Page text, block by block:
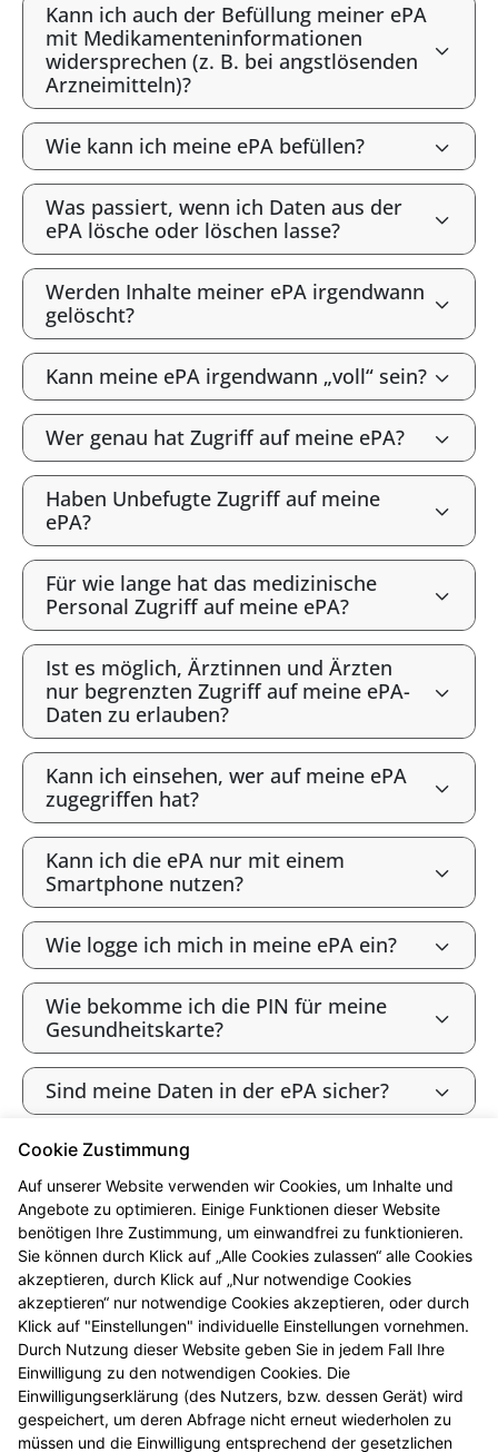
Kann ich auch der Befüllung meiner ePA
mit Medikamenteninformationen
widersprechen (z. B. bei angstlösenden
Arzneimitteln)?
Wie kann ich meine ePA befüllen?
Was passiert, wenn ich Daten aus der
ePA lösche oder löschen lasse?
Werden Inhalte meiner ePA irgendwann
gelöscht?
Kann meine ePA irgendwann „voll“ sein?
Wer genau hat Zugriff auf meine ePA?
Haben Unbefugte Zugriff auf meine
ePA?
Für wie lange hat das medizinische
Personal Zugriff auf meine ePA?
Ist es möglich, Ärztinnen und Ärzten
nur begrenzten Zugriff auf meine ePA-
Daten zu erlauben?
Kann ich einsehen, wer auf meine ePA
zugegriffen hat?
Kann ich die ePA nur mit einem
Smartphone nutzen?
Wie logge ich mich in meine ePA ein?
Wie bekomme ich die PIN für meine
Gesundheitskarte?
Sind meine Daten in der ePA sicher?
Bin ich als gesetzlich Versicherte:r
verpflichtet, die ePA zu nutzen?
Wie widerspreche ich der ePA („Opt-
out“)?
Werden meine Gesundheitsdaten zu
Forschungszwecken genutzt?
Kann ich die ePA nutzen, ohne meine
Daten zu Forschungszwecken
Cookie Zustimmung
Auf unserer Website verwenden wir Cookies, um Inhalte und
Angebote zu optimieren. Einige Funktionen dieser Website
benötigen Ihre Zustimmung, um einwandfrei zu funktionieren.
Sie können durch Klick auf „Alle Cookies zulassen“ alle Cookies
akzeptieren, durch Klick auf „Nur notwendige Cookies
akzeptieren“ nur notwendige Cookies akzeptieren, oder durch
Klick auf "Einstellungen" individuelle Einstellungen vornehmen.
Durch Nutzung dieser Website geben Sie in jedem Fall Ihre
Einwilligung zu den notwendigen Cookies. Die
Einwilligungserklärung (des Nutzers, bzw. dessen Gerät) wird
gespeichert, um deren Abfrage nicht erneut wiederholen zu
müssen und die Einwilligung entsprechend der gesetzlichen